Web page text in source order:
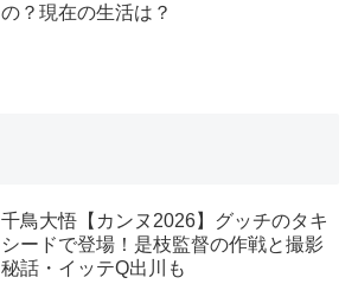
の？現在の生活は？
千鳥大悟【カンヌ2026】グッチのタキ
シードで登場！是枝監督の作戦と撮影
秘話・イッテQ出川も